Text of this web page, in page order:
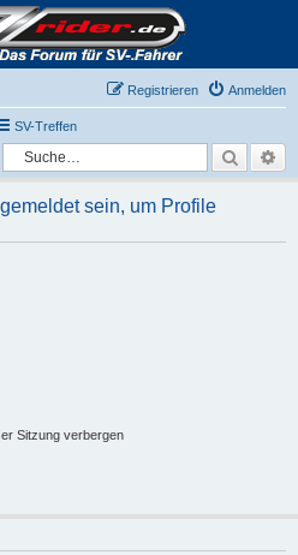
Anmelden
Registrieren
SV-Treffen
Suche
sein, um Profile
Sitzung verbergen